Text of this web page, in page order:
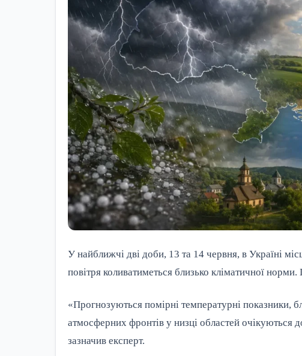
У найближчі дві доби, 13 та 14 червня, в Україні
повітря коливатиметься близько кліматичної
«Прогнозуються помірні температурні показники,
атмосферних фронтів у низці областей
зазначив експерт.